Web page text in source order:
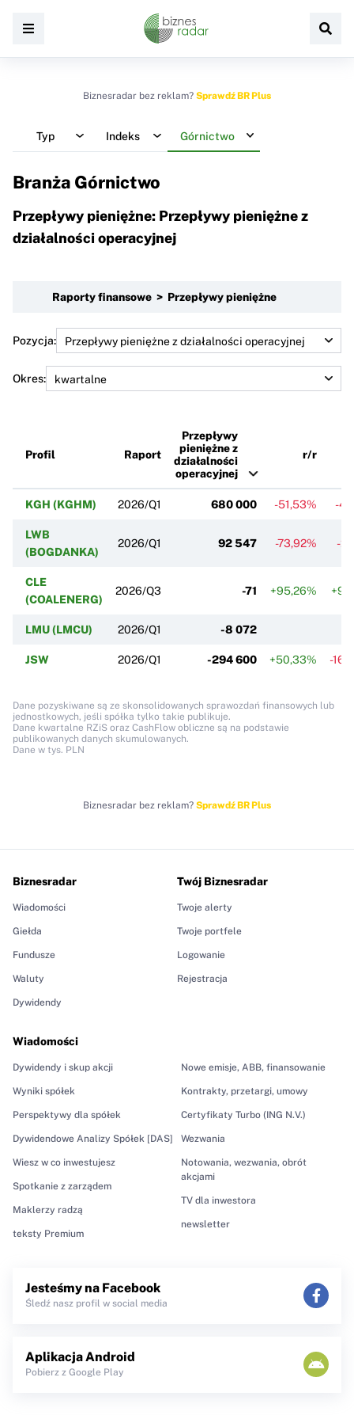
Biznesradar bez reklam? Sprawdź BR Plus
Typ Indeks Górnictwo
Branża Górnictwo
Przepływy pieniężne: Przepływy pieniężne z
działalności operacyjnej
Raporty finansowe > Przepływy pieniężne
Pozycja:
Okres:
Profil Raport
Przepływy
pieniężne z
działalności
operacyjnej
r/r
KGH (KGHM) 2026/Q1 680 000 -51,53% -
LWB
(BOGDANKA)
2026/Q1 92 547 -73,92% -
CLE
(COALENERG)
2026/Q3 -71 +95,26%
LMU (LMCU) 2026/Q1 -8 072
JSW 2026/Q1 -294 600 +50,33% -
Dane pozyskiwane są ze skonsolidowanych sprawozdań finansowych lub
jednostkowych, jeśli spółka tylko takie publikuje.
Dane kwartalne RZiS oraz CashFlow obliczne są na podstawie
publikowanych danych skumulowanych.
Dane w tys. PLN
Biznesradar bez reklam? Sprawdź BR Plus
Biznesradar
Wiadomości
Giełda
Fundusze
Waluty
Dywidendy
Wiadomości
Dywidendy i skup akcji
Wyniki spółek
Perspektywy dla spółek
Dywidendowe Analizy Spółek [DAS]
Wiesz w co inwestujesz
Spotkanie z zarządem
Maklerzy radzą
teksty Premium
Nowe emisje, ABB, finansowanie
Kontrakty, przetargi, umowy
Certyfikaty Turbo (ING N.V.)
Wezwania
Notowania, wezwania, obrót
akcjami
TV dla inwestora
newsletter
Twój Biznesradar
Twoje alerty
Twoje portfele
Logowanie
Rejestracja
Jesteśmy na Facebook
Śledź nasz profil w social media
Aplikacja Android
Pobierz z Google Play